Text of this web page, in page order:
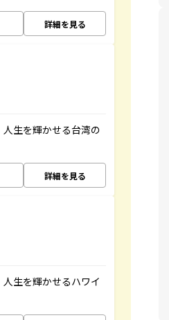
詳細を見る
生を輝かせる台湾の
詳細を見る
生を輝かせるハワイ